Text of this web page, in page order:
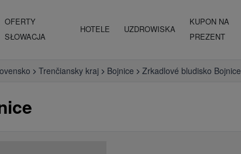
OFERTY
SŁOWACJA
HOTELE UZDROWISKA
KUPON NA
PREZENT
Trenčiansky kraj Bojnice Zrkadlové bludisko Bojnice